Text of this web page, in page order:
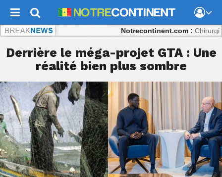
Notrecontinent.com : Chirurgie
Derrière le méga-projet GTA : Une
réalité bien plus sombre